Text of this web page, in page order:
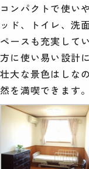
コンパクトで使い
ッド、トイレ、洗
ペースも充実して
方に使い易い設計
壮大な景色はしな
然を満喫できます。